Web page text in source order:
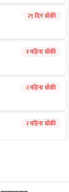
२९ दिन बाँकी
१ महिना बाँकी
२ महिना बाँकी
२ महिना बाँकी